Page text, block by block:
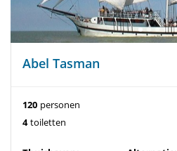
Abel Tasman
120 personen
4 toiletten